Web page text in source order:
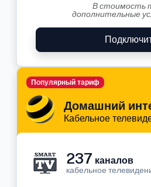
В стоимость
дополнительные
Домашний
Кабельное
Популярный тариф
237 каналов
кабельное